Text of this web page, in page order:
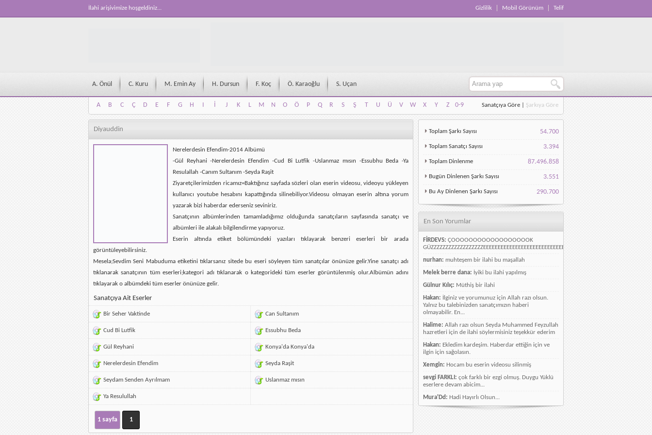
İlahi arişivimize hoşgeldiniz... Gizlilik Mobil Görünüm Telif
A. Önül C. Kuru M. Emin Ay H. Dursun F. Koç Ö. Karaoğlu S. Uçan
A B C Ç D E F G H I İ J K L M N O Ö P Q R S Ş T U Ü V W X Y Z
0-9
A
B C Ç D E F G H I İ J K L M N O Ö P Q R S Ş T U Ü V W X Y Z 0-9
Sanatçıya Göre Şarkıya Göre
Diyauddin
Nerelerdesin Efendim-2014 Albümü
-Gül Reyhani -Nerelerdesin Efendim -Cud Bi Lutfik -Uslanmaz mısın -Essubhu Beda -Ya
Resulallah -Canım Sultanım -Seyda Raşit
Ziyaretçilerimizden ricamız=Baktığınız sayfada sözleri olan eserin videosu, videoyu yükleyen
kullanıcı youtube hesabını kapattığında silinebiliyor.Videosu olmayan eserin altına yorum
yazarak bizi haberdar ederseniz seviniriz.
Sanatçının albümlerinden tamamladığımız olduğunda sanatçıların sayfasında sanatçı ve
albümleri ile alakalı bilgilendirme yapıyoruz.
Eserin altında etiket bölümündeki yazıları tıklayarak benzeri eserleri bir arada
görüntüleyebilirsiniz.
Mesela;Sevdim Seni Mabuduma etiketini tıklarsanız sitede bu eseri söyleyen tüm sanatçılar önünüze gelir.Yine sanatçı adı
tıklanarak sanatçının tüm eserleri;kategori adı tıklanarak o kategorideki tüm eserler görüntülenmiş olur.Albümün adını
tıklayarak o albümdeki tüm eserler önünüze gelir.
Sanatçıya Ait Eserler
Bir Seher Vaktinde Can Sultanım
Cud Bi Lutfik Essubhu Beda
Gül Reyhani Konya'da Konya'da
Nerelerdesin Efendim Seyda Raşit
Seydam Senden Ayrılmam Uslanmaz mısın
Ya Resulullah
1 sayfa 1
Toplam Şarkı Sayısı 54.700
Toplam Sanatçı Sayısı 3.394
Toplam Dinlenme 87.496.858
Bugün Dinlenen Şarkı Sayısı 3.551
Bu Ay Dinlenen Şarkı Sayısı 290.700
En Son Yorumlar
FİRDEVS: ÇOOOOOOOOOOOOOOOOOOK
GÜZZZZZZZZZZZZZZZZZZEEEEEEEEEEEEEEEEEEEEEEEEEEEEELLLLLLLLLLLLLLLLLLLLLLLL
nurhan: muhteşem bir ilahi bu maşallah
Melek berre dana: İyiki bu ilahi yapılmış
Gülnur Kılıç: Müthiş bir ilahi
Hakan: İlginiz ve yorumunuz için Allah razı olsun.
Yalnız bu talebinizden sanatçımızın haberi
olmayabilir. En...
Halime: Allah razı olsun Seyda Muhammed Feyzullah
hazretleri için de ilahi söylermisiniz teşekkür ederim
Hakan: Ekledim kardeşim. Haberdar ettiğin için ve
ilgin için sağolasın.
Xemgîn: Hocam bu eserin videosu silinmiş
sevgi FARKLI: çok farklı bir ezgi olmuş. Duygu Yüklü
eserlere devam abicim...
Mura'Dd: Hadi Hayırlı Olsun...